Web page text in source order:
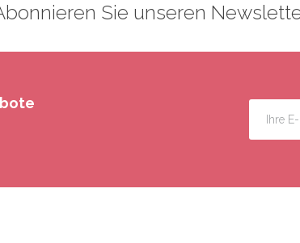
Sie unseren